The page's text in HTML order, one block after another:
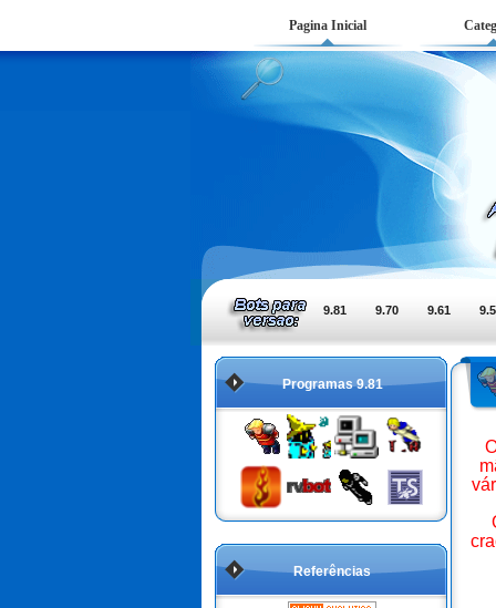
Pagina Inicial
9.81 9.70 9.61
Programas 9.81
Referências